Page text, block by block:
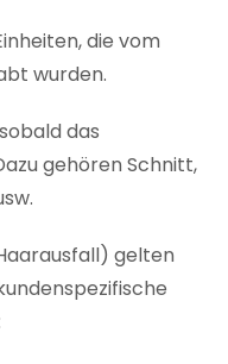
die vom
wurden.
das
gehören Schnitt,
gelten